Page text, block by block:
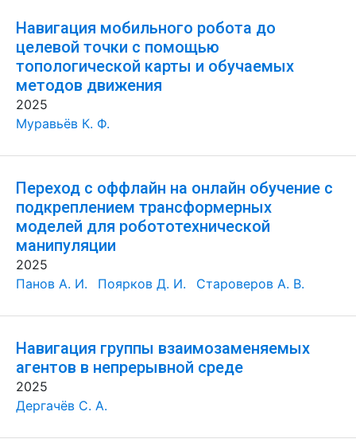
Навигация мобильного робота до
целевой точки с помощью
топологической карты и обучаемых
методов движения
2025
Муравьёв К. Ф.
Переход с оффлайн на онлайн обучение с
подкреплением трансформерных
моделей для робототехнической
манипуляции
2025
Панов А. И.
Поярков Д. И. Староверов А. В.
Навигация группы взаимозаменяемых
агентов в непрерывной среде
2025
Дергачёв С. А.